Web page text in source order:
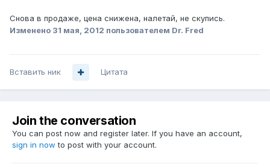
Снова в продаже, цена снижена, налетай, не скупись.
Изменено 31 мая, 2012 пользователем Dr. Fred
Вставить ник Цитата
Join the conversation
You can post now and register later. If you have an account,
sign in now to post with your account.